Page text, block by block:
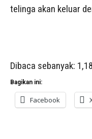
telinga akan keluar
Dibaca sebanyak:
Bagikan ini:
Facebook